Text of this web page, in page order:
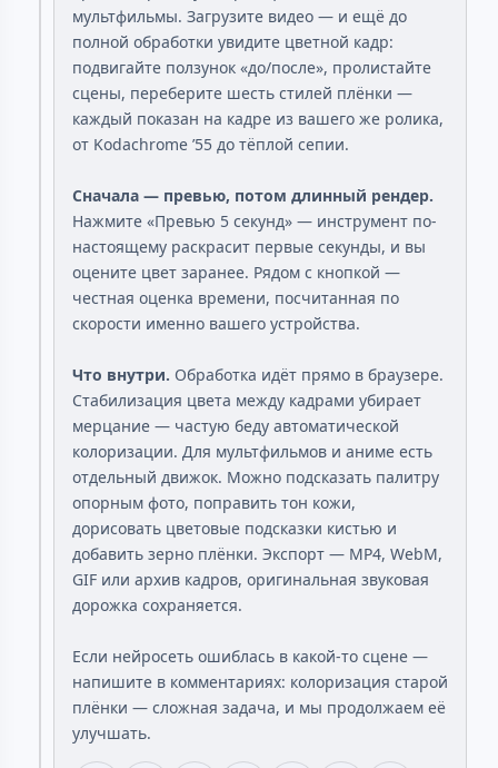
мультфильмы. Загрузите видео — и ещё до
полной обработки увидите цветной кадр:
подвигайте ползунок «до/после», пролистайте
сцены, переберите шесть стилей плёнки —
каждый показан на кадре из вашего же ролика,
от Kodachrome ’55 до тёплой сепии.
Сначала — превью, потом длинный рендер.
Нажмите «Превью 5 секунд» — инструмент по-
настоящему раскрасит первые секунды, и вы
оцените цвет заранее. Рядом с кнопкой —
честная оценка времени, посчитанная по
скорости именно вашего устройства.
Что внутри. Обработка идёт прямо в браузере.
Стабилизация цвета между кадрами убирает
мерцание — частую беду автоматической
колоризации. Для мультфильмов и аниме есть
отдельный движок. Можно подсказать палитру
опорным фото, поправить тон кожи,
дорисовать цветовые подсказки кистью и
добавить зерно плёнки. Экспорт — MP4, WebM,
GIF или архив кадров, оригинальная звуковая
дорожка сохраняется.
Если нейросеть ошиблась в какой-то сцене —
напишите в комментариях: колоризация старой
плёнки — сложная задача, и мы продолжаем её
улучшать.